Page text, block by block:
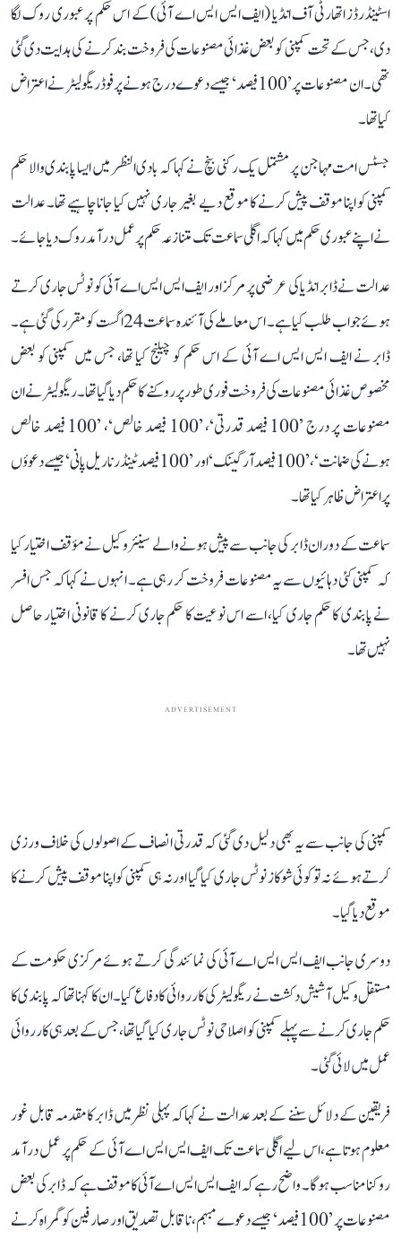
اسٹینڈرڈز اتھارٹی آف انڈیا (ایف ایس ایس اے آئی) کے اس حکم پر عبوری روک لگا
دی، جس کے تحت کمپنی کو بعض غذائی مصنوعات کی فروخت بند کرنے کی ہدایت دی گئی
تھی۔ ان مصنوعات پر ’100 فیصد‘ جیسے دعوے درج ہونے پر فوڈ ریگولیٹر نے اعتراض
کیا تھا۔
جسٹس امت مہاجن پر مشتمل یک رکنی بنچ نے کہا کہ بادی النظر میں ایسا پابندی والا حکم
کمپنی کو اپنا موقف پیش کرنے کا موقع دیے بغیر جاری نہیں کیا جانا چاہیے تھا۔ عدالت
نے اپنے عبوری حکم میں کہا کہ اگلی سماعت تک متنازعہ حکم پر عمل درآمد روک دیا جائے۔
عدالت نے ڈابر انڈیا کی عرضی پر مرکز اور ایف ایس ایس اے آئی کو نوٹس جاری کرتے
ہوئے جواب طلب کیا ہے۔ اس معاملے کی آئندہ سماعت 24 اگست کو مقرر کی گئی ہے۔
ڈابر نے ایف ایس ایس اے آئی کے اس حکم کو چیلنج کیا تھا، جس میں کمپنی کو بعض
مخصوص غذائی مصنوعات کی فروخت فوری طور پر روکنے کا حکم دیا گیا تھا۔ ریگولیٹر نے ان
مصنوعات پر درج ’100 فیصد قدرتی‘، ’100 فیصد خالص‘، ’100 فیصد خالص
ہونے کی ضمانت‘، ’100 فیصد آرگینک‘ اور ’100 فیصد ٹینڈر ناریل پانی‘ جیسے دعوؤں
پر اعتراض ظاہر کیا تھا۔
سماعت کے دوران ڈابر کی جانب سے پیش ہونے والے سینئر وکیل نے مؤقف اختیار کیا
کہ کمپنی کئی دہائیوں سے یہ مصنوعات فروخت کر رہی ہے۔ انہوں نے کہا کہ جس افسر
نے پابندی کا حکم جاری کیا، اسے اس نوعیت کا حکم جاری کرنے کا قانونی اختیار حاصل
نہیں تھا۔
ADVERTISEMENT
کمپنی کی جانب سے یہ بھی دلیل دی گئی کہ قدرتی انصاف کے اصولوں کی خلاف ورزی
کرتے ہوئے نہ تو کوئی شوکاز نوٹس جاری کیا گیا اور نہ ہی کمپنی کو اپنا موقف پیش کرنے کا
موقع دیا گیا۔
دوسری جانب ایف ایس ایس اے آئی کی نمائندگی کرتے ہوئے مرکزی حکومت کے
مستقل وکیل آشیش دکشت نے ریگولیٹر کی کارروائی کا دفاع کیا۔ ان کا کہنا تھا کہ پابندی کا
حکم جاری کرنے سے پہلے کمپنی کو اصلاحی نوٹس جاری کیا گیا تھا، جس کے بعد ہی کارروائی
عمل میں لائی گئی۔
فریقین کے دلائل سننے کے بعد عدالت نے کہا کہ پہلی نظر میں ڈابر کا مقدمہ قابل غور
معلوم ہوتا ہے، اس لیے اگلی سماعت تک ایف ایس ایس اے آئی کے حکم پر عمل درآمد
روکنا مناسب ہوگا۔ واضح رہے کہ ایف ایس ایس اے آئی کا موقف ہے کہ ڈابر کی بعض
مصنوعات پر ’100 فیصد‘ جیسے دعوے مبہم، ناقابل تصدیق اور صارفین کو گمراہ کرنے